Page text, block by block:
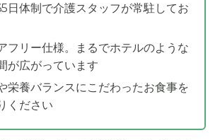
日体制で介護スタッフが常駐してお
フリー仕様。まるでホテルのような
が広がっています
栄養バランスにこだわったお食事を
ください